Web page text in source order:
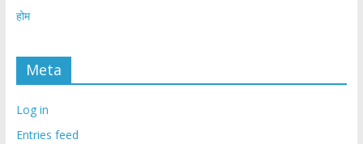
होम
Meta
Log in
Entries feed